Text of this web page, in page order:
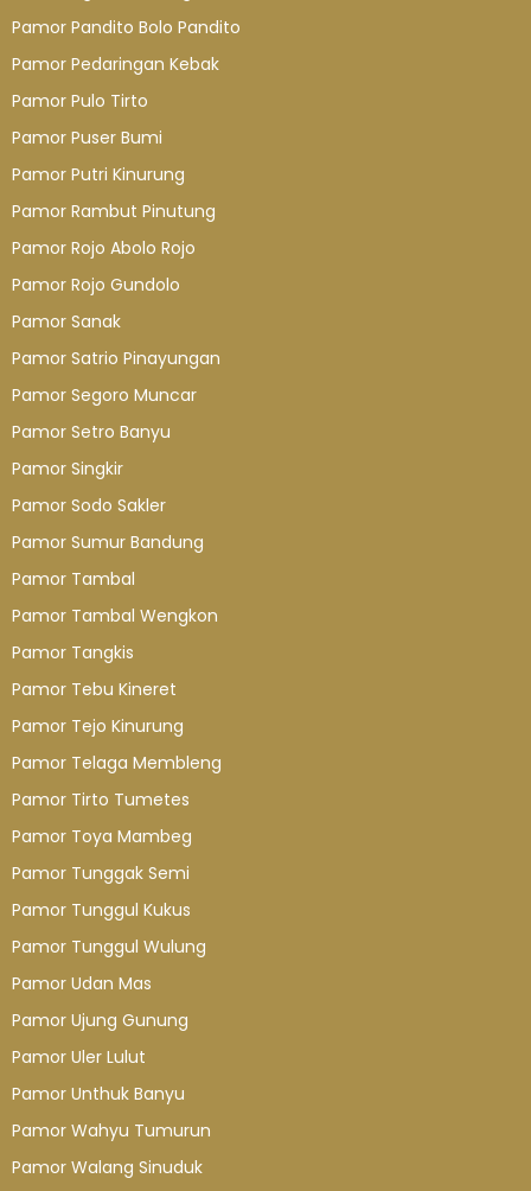
Pamor Pandito Bolo Pandito
Pamor Pedaringan Kebak
Pamor Pulo Tirto
Pamor Puser Bumi
Pamor Putri Kinurung
Pamor Rambut Pinutung
Pamor Rojo Abolo Rojo
Pamor Rojo Gundolo
Pamor Sanak
Pamor Satrio Pinayungan
Pamor Segoro Muncar
Pamor Setro Banyu
Pamor Singkir
Pamor Sodo Sakler
Pamor Sumur Bandung
Pamor Tambal
Pamor Tambal Wengkon
Pamor Tangkis
Pamor Tebu Kineret
Pamor Tejo Kinurung
Pamor Telaga Membleng
Pamor Tirto Tumetes
Pamor Toya Mambeg
Pamor Tunggak Semi
Pamor Tunggul Kukus
Pamor Tunggul Wulung
Pamor Udan Mas
Pamor Ujung Gunung
Pamor Uler Lulut
Pamor Unthuk Banyu
Pamor Wahyu Tumurun
Pamor Walang Sinuduk